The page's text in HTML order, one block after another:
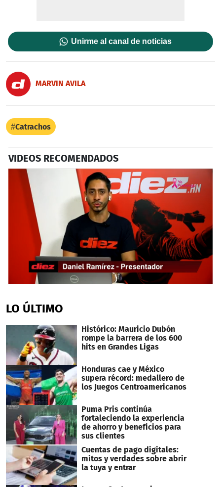
Unirme al canal de noticias
MARVIN AVILA
Catrachos
VIDEOS RECOMENDADOS
of
2
31
seconds
LO ÚLTIMO
Histórico: Mauricio Dubón
rompe la barrera de los 600
hits en Grandes Ligas
Honduras cae y México
supera récord: medallero de
los Juegos Centroamericanos
Puma Pris continúa
fortaleciendo la experiencia
de ahorro y beneficios para
sus clientes
Cuentas de pago digitales:
mitos y verdades sobre abrir
la tuya y entrar